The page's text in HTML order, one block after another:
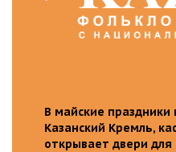
В майские праздники
Казанский Кремль,
открывает двери для